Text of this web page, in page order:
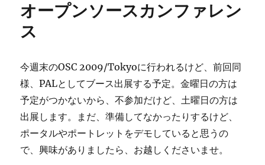
ー
の
オープンソースカンファレン
ス
今週末のOSC 2009/Tokyoに行われるけど、前回同
様、PALとしてブース出展する予定。金曜日の方は
予定がつかないから、不参加だけど、土曜日の方は
出展します。まだ、準備してなかったりするけど、
ポータルやポートレットをデモしていると思うの
で、興味がありましたら、お越しくださいませ。